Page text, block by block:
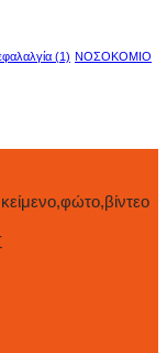
(1) ΝΟΣΟΚΟΜΙΟ